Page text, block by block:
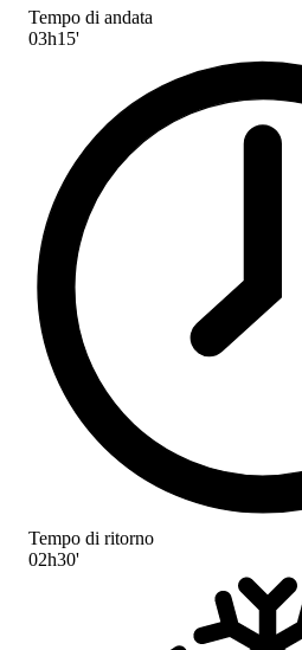
Tempo di andata
03h15'
Tempo di ritorno
02h30'